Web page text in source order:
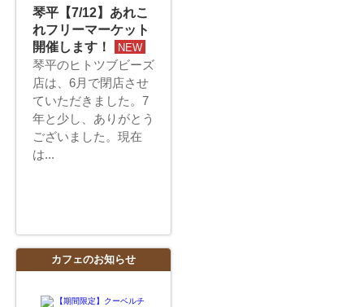
琴平【7/12】あれこ
れフリーマーケット
開催します！
NEW
琴平のヒトツブビーズ
店は、6月で閉店させ
ていただきました。7
年と少し、ありがとう
ございました。現在
は...
カフェのお知らせ